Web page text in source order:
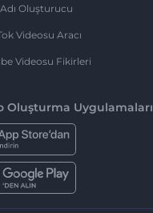
Oluşturucu
Videosu Aracı
Videosu Fikirleri
Oluşturma Uygulamaları